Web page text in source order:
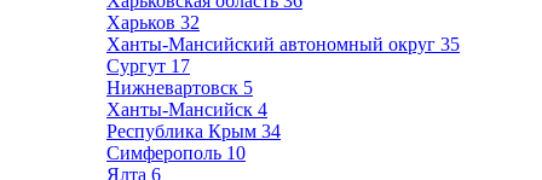
Харьков 32
Ханты-Мансийский автономный округ 35
Сургут 17
Нижневартовск 5
Ханты-Мансийск 4
Республика Крым 34
Симферополь 10
Ялта 6